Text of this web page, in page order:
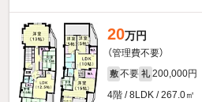
20万円
（管理費不要）
敷 不要 礼 200,000円
4階 / 8LDK / 267.0㎡